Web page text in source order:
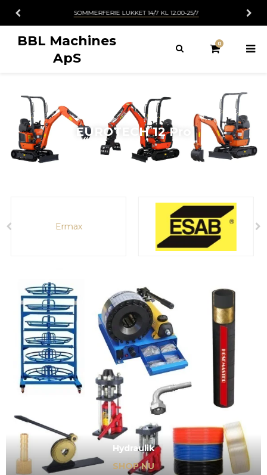
RESERVEDELSLAGER
BBL Machines
ApS
0
EUROTECH 12 Pro
Hydraulik
SHOP NU